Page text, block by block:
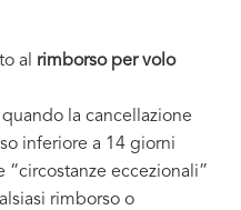
al rimborso per volo
la cancellazione
inferiore a 14 giorni
“circostanze eccezionali”
rimborso o